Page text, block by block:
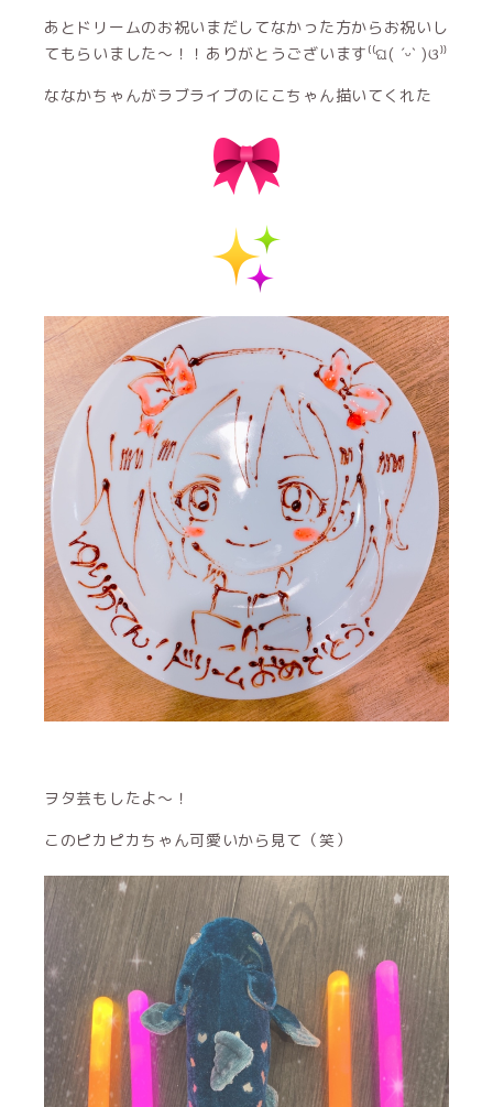
あとドリームのお祝いまだしてなかった方からお祝いし
てもらいました〜！！ありがとうございます⁽⁽ଘ( ˊᵕˋ )ଓ⁾⁾
ななかちゃんがラブライブのにこちゃん描いてくれた
ヲタ芸もしたよ〜！
このピカピカちゃん可愛いから見て（笑）